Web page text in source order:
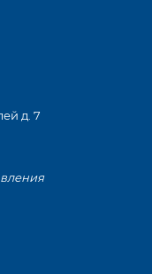
д. 7